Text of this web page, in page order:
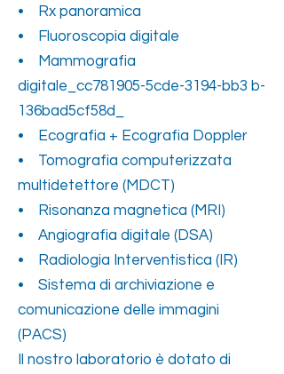
• Rx panoramica
• Fluoroscopia digitale
• Mammografia
digitale_cc781905-5cde-3194-bb3 b-
136bad5cf58d_
• Ecografia + Ecografia Doppler
• Tomografia computerizzata
multidetettore (MDCT)
• Risonanza magnetica (MRI)
• Angiografia digitale (DSA)
• Radiologia Interventistica (IR)
• Sistema di archiviazione e
comunicazione delle immagini
(PACS)
Il nostro laboratorio è dotato di